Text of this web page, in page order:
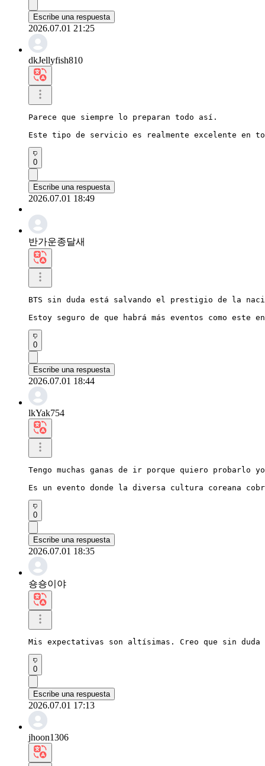
Escribe una respuesta
2026.07.01 21:25
dkJellyfish810
Parece que siempre lo preparan todo así.
Este tipo de servicio es realmente excelente en
0
Escribe una respuesta
2026.07.01 18:49
반가운종달새
BTS sin duda está salvando el prestigio de la
Estoy seguro de que habrá más eventos como este
0
Escribe una respuesta
2026.07.01 18:44
lkYak754
Tengo muchas ganas de ir porque quiero probarlo
Es un evento donde la diversa cultura coreana
0
Escribe una respuesta
2026.07.01 18:35
숑숑이야
Mis expectativas son altísimas. Creo que sin
0
Escribe una respuesta
2026.07.01 17:13
jhoon1306